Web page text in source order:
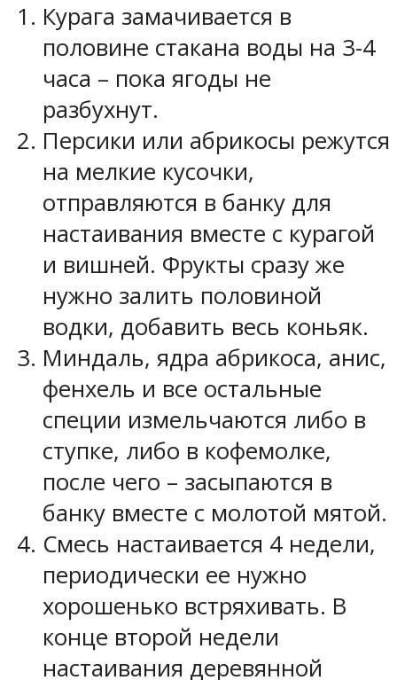
Курага замачивается в
половине стакана воды на 3-4
часа – пока ягоды не
разбухнут.
Персики или абрикосы режутся
на мелкие кусочки,
отправляются в банку для
настаивания вместе с курагой
и вишней. Фрукты сразу же
нужно залить половиной
водки, добавить весь коньяк.
Миндаль, ядра абрикоса, анис,
фенхель и все остальные
специи измельчаются либо в
ступке, либо в кофемолке,
после чего – засыпаются в
банку вместе с молотой мятой.
Смесь настаивается 4 недели,
периодически ее нужно
хорошенько встряхивать. В
конце второй недели
настаивания деревянной